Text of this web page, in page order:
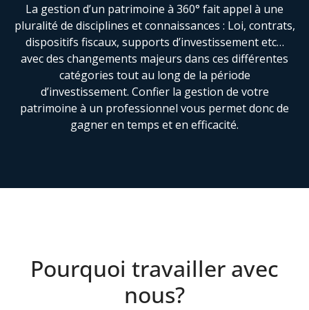
La gestion d’un patrimoine à 360° fait appel à une
pluralité de disciplines et connaissances : Loi, contrats,
dispositifs fiscaux, supports d’investissement etc…
avec des changements majeurs dans ces différentes
catégories tout au long de la période
d’investissement. Confier la gestion de votre
patrimoine à un professionnel vous permet donc de
gagner en temps et en efficacité.
Pourquoi travailler avec
nous?